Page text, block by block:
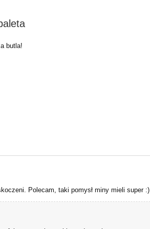
butla!
Polecam, taki pomysł miny mieli super :)